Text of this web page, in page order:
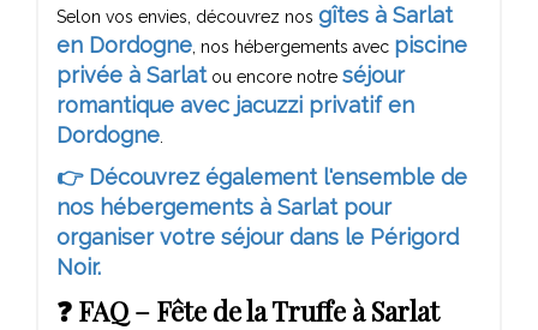
Selon vos envies, découvrez nos gîtes à Sarlat
en Dordogne , nos hébergements avec piscine
privée à Sarlatou encore notre séjour
romantique avec jacuzzi privatif en
Dordogne
👉 Découvrez également l'ensemble de
nos hébergements à Sarlat pour
organiser votre séjour dans le Périgord
Noir.
❓ FAQ – Fête de la Truffe à Sarlat